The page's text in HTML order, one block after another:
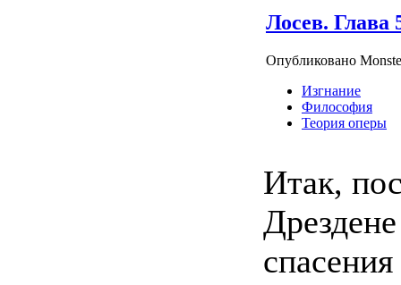
Лосев. Глава
Опубликовано
Изгнание
Философия
Теория оперы
Итак,